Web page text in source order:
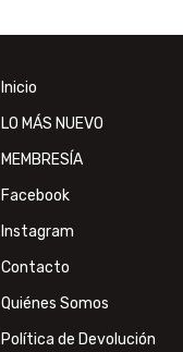
Inicio
LO MÁS NUEVO
MEMBRESÍA
Facebook
Instagram
Contacto
Quiénes Somos
Política de Devolución